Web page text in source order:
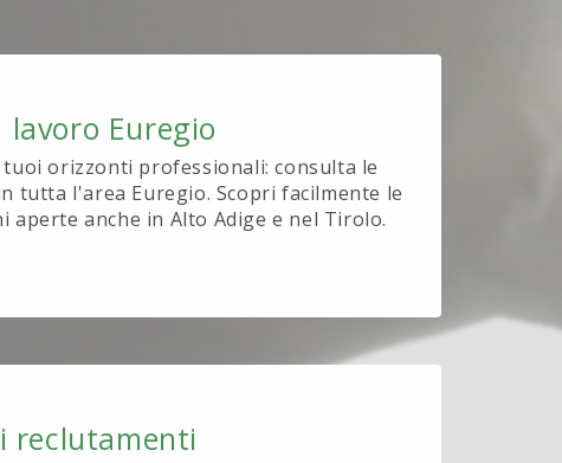
lavoro Euregio
tuoi orizzonti professionali: consulta le
tutta l'area Euregio. Scopri facilmente le
aperte anche in Alto Adige e nel Tirolo.
reclutamenti